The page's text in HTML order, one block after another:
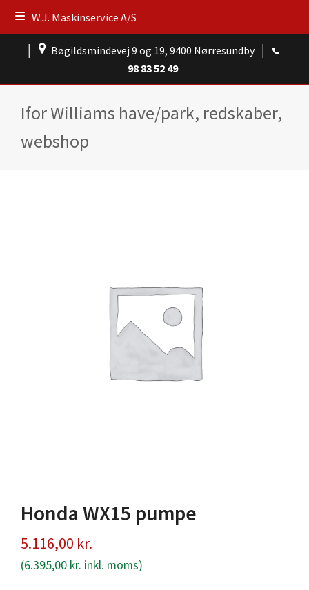
W.J. Maskinservice A/S
Bøgildsmindevej 9 og 19, 9400 Nørresundby
98 83 52 49
Ifor Williams have/park, redskaber,
webshop
Honda WX15 pumpe
5.116,00 kr.
(6.395,00 kr. inkl. moms)